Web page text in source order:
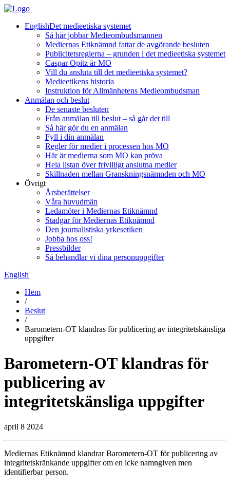
EnglishDet medieetiska systemet
Så här jobbar Medieombudsmannen
Mediernas Etiknämnd fattar de avgörande besluten
Publicitetsreglerna – grunden i det medieetiska systemet
Caspar Opitz är MO
Vill du ansluta till det medieetiska systemet?
Medieetikens historia
Instruktion för Allmänhetens Medieombudsman
Anmälan och beslut
De senaste besluten
Från anmälan till beslut – så går det till
Så här gör du en anmälan
Fyll i din anmälan
Regler för medier i processen hos MO
Här är medierna som MO kan pröva
Hela listan över frivilligt anslutna medier
Skillnaden mellan Granskningsnämnden och MO
Övrigt
Årsberättelser
Våra huvudmän
Ledamöter i Mediernas Etiknämnd
Stadgar för Mediernas Etiknämnd
Den journalistiska yrkesetiken
Jobba hos oss!
Pressbilder
Så behandlar vi dina personuppgifter
English
Hem
/
Beslut
/
Barometern-OT klandras för publicering av integritetskänsliga
uppgifter
Barometern-OT klandras för
publicering av
integritetskänsliga uppgifter
april 8 2024
Mediernas Etiknämnd klandrar Barometern-OT för publicering av
integritetskränkande uppgifter om en icke namngiven men
identifierbar person.